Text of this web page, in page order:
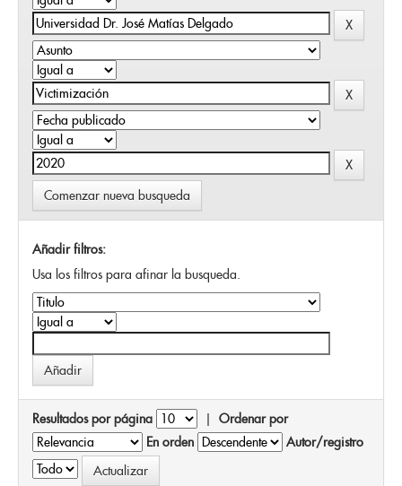
Comenzar nueva busqueda
Añadir filtros:
Usa los filtros para afinar la busqueda.
Resultados por página | Ordenar por
En orden
Autor/registro